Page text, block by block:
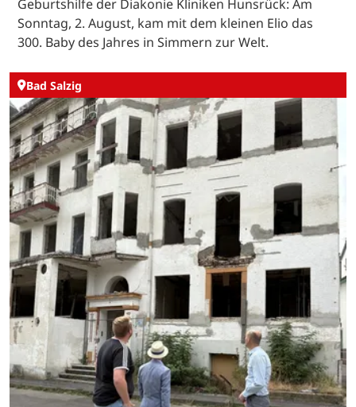
Geburtshilfe der Diakonie Kliniken Hunsrück: Am
Sonntag, 2. August, kam mit dem kleinen Elio das
300. Baby des Jahres in Simmern zur Welt.
Bad Salzig